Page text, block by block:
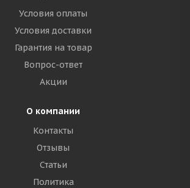
Условия оплаты
Условия доставки
Гарантия на товар
Вопрос-ответ
Акции
О компании
Контакты
Отзывы
Статьи
Политика